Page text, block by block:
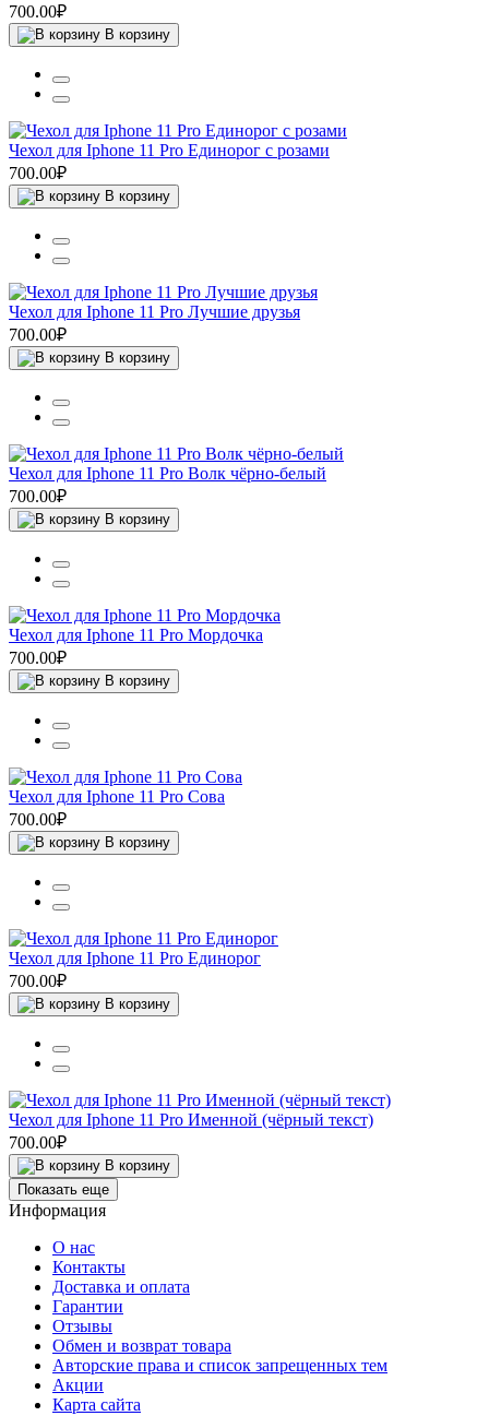
700.00₽
В корзину
Чехол для Iphone 11 Pro Единорог с розами
700.00₽
В корзину
Чехол для Iphone 11 Pro Лучшие друзья
700.00₽
В корзину
Чехол для Iphone 11 Pro Волк чёрно-белый
700.00₽
В корзину
Чехол для Iphone 11 Pro Мордочка
700.00₽
В корзину
Чехол для Iphone 11 Pro Сова
700.00₽
В корзину
Чехол для Iphone 11 Pro Единорог
700.00₽
В корзину
Чехол для Iphone 11 Pro Именной (чёрный текст)
700.00₽
В корзину
Показать еще
Информация
О нас
Контакты
Доставка и оплата
Гарантии
Отзывы
Обмен и возврат товара
Авторские права и список запрещенных тем
Акции
Карта сайта